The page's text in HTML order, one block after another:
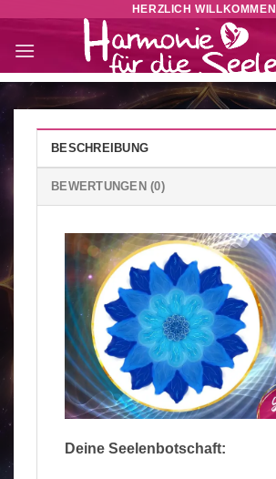
springen
HERZLICH WILLKOMMEN
BESCHREIBUNG
BEWERTUNGEN (0)
Deine Seelenbotschaft: